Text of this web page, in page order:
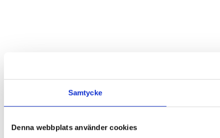
Samtycke
Denna webbplats använder cookies